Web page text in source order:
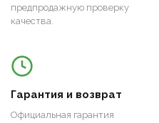
предпродажную проверку
качества.
Гарантия и возврат
Официальная гарантия